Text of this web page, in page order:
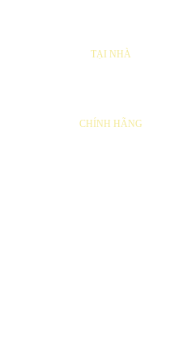
TẠI NHÀ
CHÍNH HÃNG